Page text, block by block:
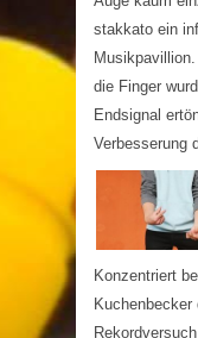
stakkato ein
die Finger
Endsignal
Verbesserung
Konzentriert
Kuchenbecker